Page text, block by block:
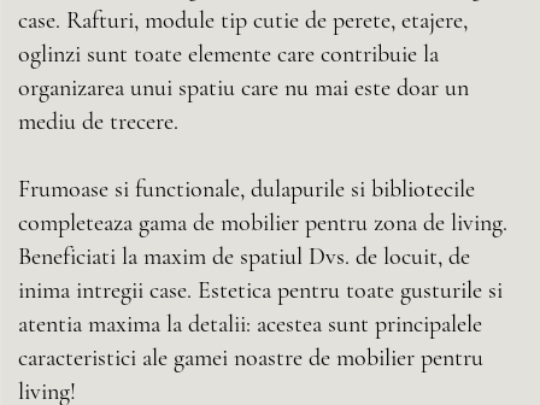
case. Rafturi, module tip cutie de perete, etajere,
oglinzi sunt toate elemente care contribuie la
organizarea unui spatiu care nu mai este doar un
mediu de trecere.
Frumoase si functionale, dulapurile si bibliotecile
completeaza gama de mobilier pentru zona de living.
Beneficiati la maxim de spatiul Dvs. de locuit, de
inima intregii case. Estetica pentru toate gusturile si
atentia maxima la detalii: acestea sunt principalele
caracteristici ale gamei noastre de mobilier pentru
living!